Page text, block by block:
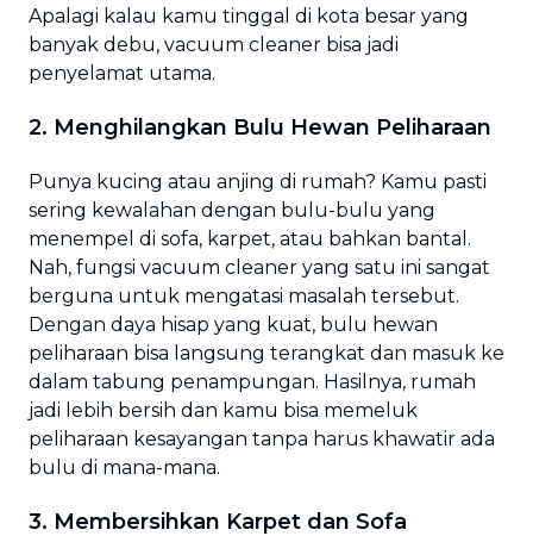
Apalagi kalau kamu tinggal di kota besar yang
banyak debu, vacuum cleaner bisa jadi
penyelamat utama.
2. Menghilangkan Bulu Hewan Peliharaan
Punya kucing atau anjing di rumah? Kamu pasti
sering kewalahan dengan bulu-bulu yang
menempel di sofa, karpet, atau bahkan bantal.
Nah, fungsi vacuum cleaner yang satu ini sangat
berguna untuk mengatasi masalah tersebut.
Dengan daya hisap yang kuat, bulu hewan
peliharaan bisa langsung terangkat dan masuk ke
dalam tabung penampungan. Hasilnya, rumah
jadi lebih bersih dan kamu bisa memeluk
peliharaan kesayangan tanpa harus khawatir ada
bulu di mana-mana.
3. Membersihkan Karpet dan Sofa